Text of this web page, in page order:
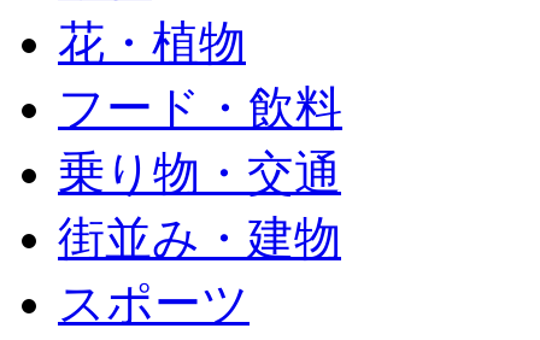
花・植物
フード・飲料
乗り物・交通
街並み・建物
スポーツ